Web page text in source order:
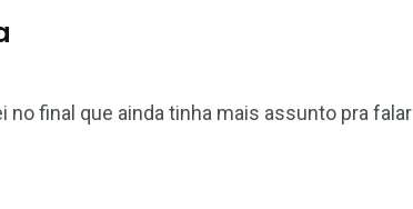
final que ainda tinha mais assunto pra falar